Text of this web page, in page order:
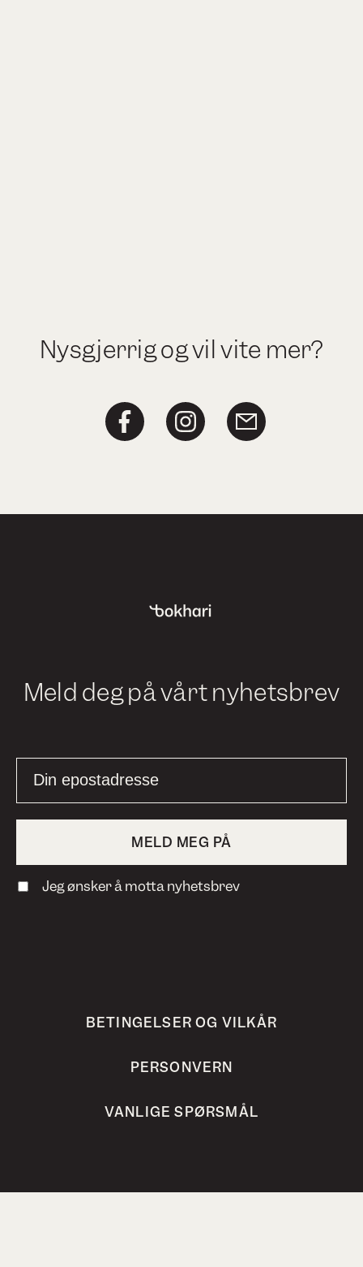
Nysgjerrig og vil vite mer?
Meld deg på vårt nyhetsbrev
Jeg ønsker å motta nyhetsbrev
BETINGELSER OG VILKÅR
PERSONVERN
VANLIGE SPØRSMÅL